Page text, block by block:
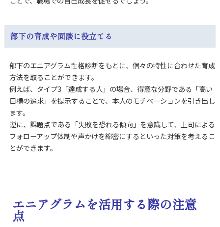
部下の育成や面談に役立てる
部下のエニアグラム性格診断をもとに、個々の特性に合わせた育成
方法を取ることができます。
例えば、タイプ3「達成する人」の場合、得意な分野である「高い
目標の追求」を提示することで、本人のモチベーションを引き出し
ます。
逆に、課題点である「失敗を恐れる傾向」を意識して、上司による
フォローアップ体制や声かけを綿密にするといった対策を考えるこ
とができます。
エニアグラムを活用する際の注意
点